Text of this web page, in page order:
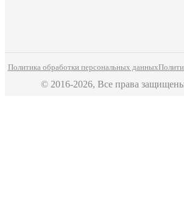
© 2016-2026, Все права
Политика обработки персональных данных